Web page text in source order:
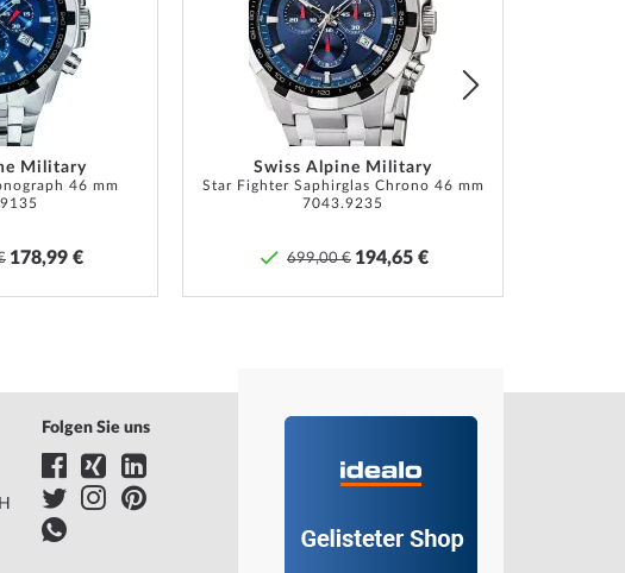
Military
46 mm
178,99 €
Swiss Alpine Military
Star Fighter Saphirglas Chrono 46 mm
7043.9235
699,00 € 194,65 €
Folgen Sie uns